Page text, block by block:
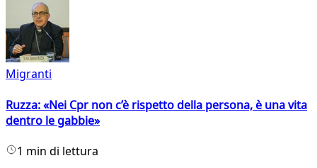
Migranti
Ruzza: «Nei Cpr non c’è rispetto della persona, è una vita
dentro le gabbie»
1 min di lettura